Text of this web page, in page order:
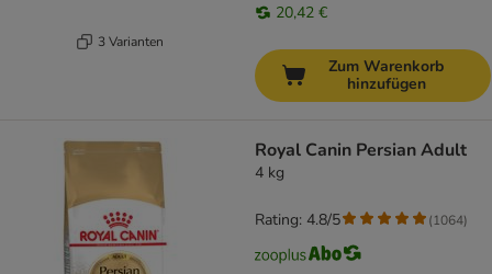
3 Varianten
20,42 €
Zum Warenkorb
hinzufügen
Royal Canin Persian Adult
4 kg
Rating: 4.8/5 (1064)